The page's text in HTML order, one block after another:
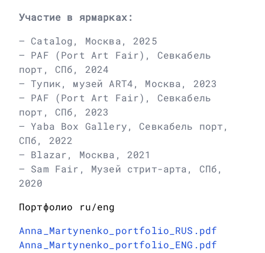
Участие в ярмарках:
– Catalog, Москва, 2025
– PAF (Port Art Fair), Севкабель
порт, СПб, 2024
– Тупик, музей ART4, Москва, 2023
– PAF (Port Art Fair), Севкабель
порт, СПб, 2023
– Yaba Box Gallery, Севкабель порт,
СПб, 2022
– Blazar, Москва, 2021
– Sam Fair, Музей стрит-арта, СПб,
2020
Портфолио ru/eng
Anna_Martynenko_portfolio_RUS.pdf
Anna_Martynenko_portfolio_ENG.pdf